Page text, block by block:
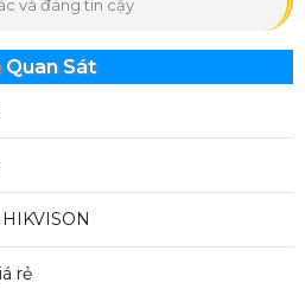
và đáng tin cậy
Sát
rẻ